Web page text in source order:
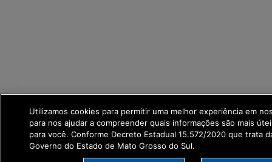
Utilizamos cookies para permitir uma melhor experiência em
para nos ajudar a compreender quais informações são mais
para você. Conforme Decreto Estadual 15.572/2020 que trata
Governo do Estado de Mato Grosso do Sul.